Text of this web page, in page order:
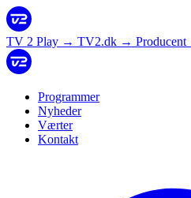
TV 2 Play → TV2.dk → Producent
Programmer
Nyheder
Værter
Kontakt